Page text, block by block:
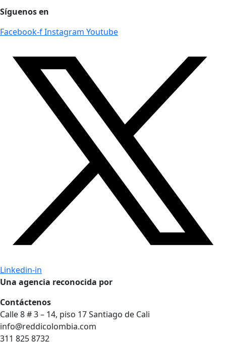
Síguenos en
Facebook-fInstagram Youtube
Linkedin-in
Una agencia reconocida por
Contáctenos
Calle 8 # 3 – 14, piso 17 Santiago de Cali
info@reddicolombia.com
311 825 8732